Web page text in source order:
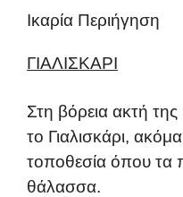
Ικαρία Περιήγηση
ΓΙΑΛΙΣΚΑΡΙ
Στη βόρεια ακτή
το Γιαλισκάρι,
τοποθεσία όπου τα
θάλασσα.